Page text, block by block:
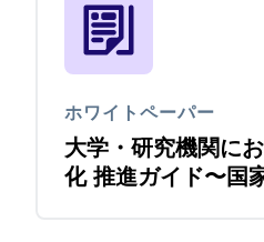
ホワイトペーパー
大学・研究機関に
化 推進ガイド〜国